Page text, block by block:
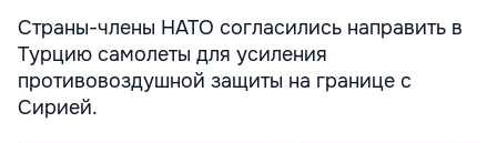
Страны-члены НАТО согласились направить в
Турцию самолеты для усиления
противовоздушной защиты на границе с
Сирией.